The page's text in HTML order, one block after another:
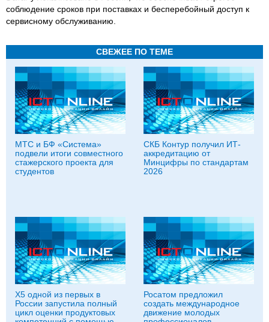
соблюдение сроков при поставках и бесперебойный доступ к
сервисному обслуживанию.
СВЕЖЕЕ ПО ТЕМЕ
МТС и БФ «Система»
подвели итоги совместного
стажерского проекта для
студентов
СКБ Контур получил ИТ-
аккредитацию от
Минцифры по стандартам
2026
X5 одной из первых в
России запустила полный
цикл оценки продуктовых
Росатом предложил
создать международное
движение молодых